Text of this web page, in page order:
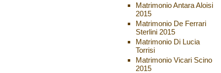
Matrimonio Antara Aloisi
2015
Matrimonio De Ferrari
Sterlini 2015
Matrimonio Di Lucia
Torrisi
Matrimonio Vicari Scino
2015